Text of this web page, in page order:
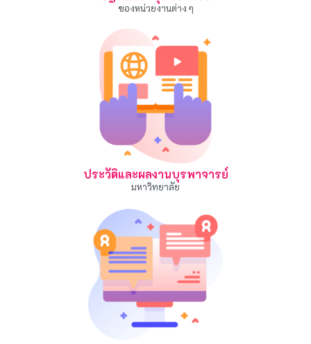
ของหน่วยงานต่าง ๆ
ประวัติและผลงานบุรพาจารย์
มหาวิทยาลัย